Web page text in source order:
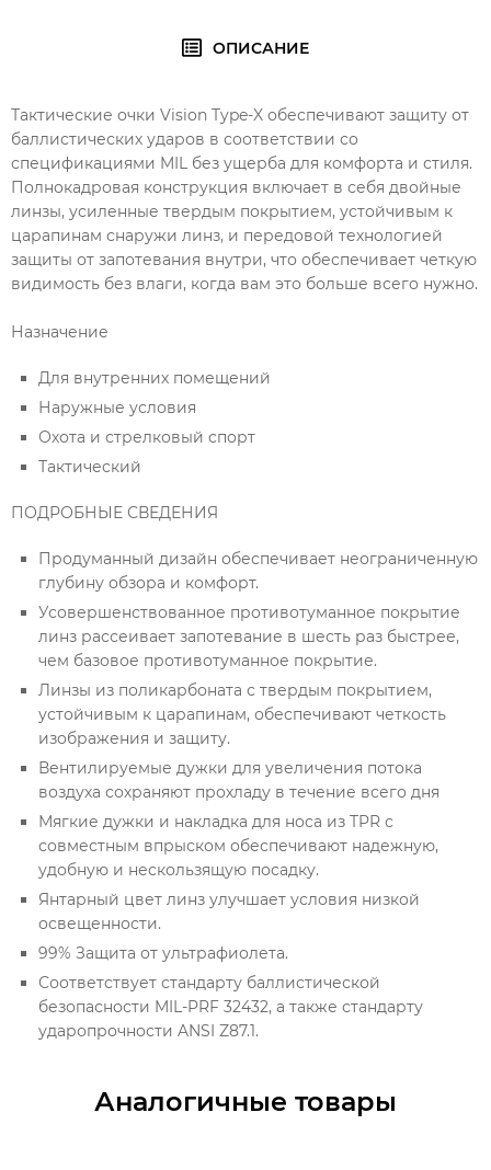
ОПИСАНИЕ
Тактические очки Vision Type-X обеспечивают защиту от
баллистических ударов в соответствии со
спецификациями MIL без ущерба для комфорта и стиля.
Полнокадровая конструкция включает в себя двойные
линзы, усиленные твердым покрытием, устойчивым к
царапинам снаружи линз, и передовой технологией
защиты от запотевания внутри, что обеспечивает четкую
видимость без влаги, когда вам это больше всего нужно.
Назначение
Для внутренних помещений
Наружные условия
Охота и стрелковый спорт
Тактический
ПОДРОБНЫЕ СВЕДЕНИЯ
Продуманный дизайн обеспечивает неограниченную
глубину обзора и комфорт.
Усовершенствованное противотуманное покрытие
линз рассеивает запотевание в шесть раз быстрее,
чем базовое противотуманное покрытие.
Линзы из поликарбоната с твердым покрытием,
устойчивым к царапинам, обеспечивают четкость
изображения и защиту.
Вентилируемые дужки для увеличения потока
воздуха сохраняют прохладу в течение всего дня
Мягкие дужки и накладка для носа из TPR с
совместным впрыском обеспечивают надежную,
удобную и нескользящую посадку.
Янтарный цвет линз улучшает условия низкой
освещенности.
99% Защита от ультрафиолета.
Соответствует стандарту баллистической
безопасности MIL-PRF 32432, а также стандарту
ударопрочности ANSI Z87.1.
Аналогичные товары